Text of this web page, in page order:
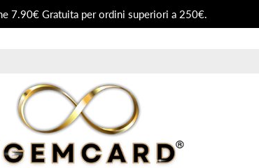
7.90€ Gratuita per ordini superiori a 250€.